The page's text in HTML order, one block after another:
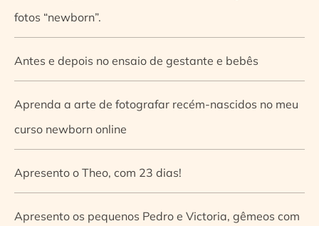
fotos “newborn”.
Antes e depois no ensaio de gestante e bebês
Aprenda a arte de fotografar recém-nascidos no meu
curso newborn online
Apresento o Theo, com 23 dias!
Apresento os pequenos Pedro e Victoria, gêmeos com